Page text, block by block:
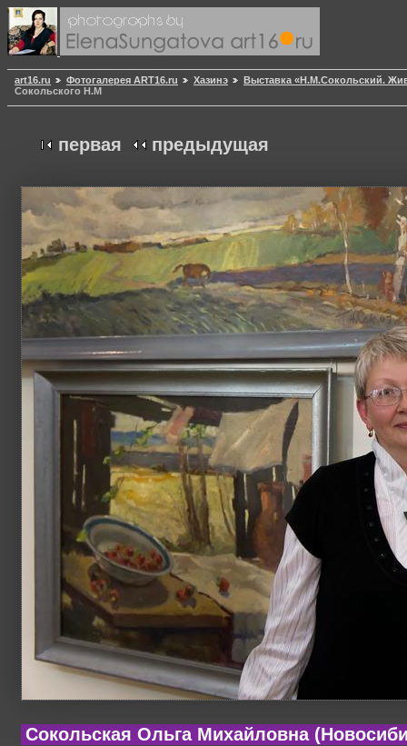
art16.ru Фотогалерея ART16.ru Хазинэ
Выставка «Н.М.Сокольский.
Сокольского Н.М
первая предыдущая
Сокольская Ольга Михайловна